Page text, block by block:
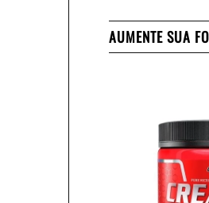
AUMENTE SUA